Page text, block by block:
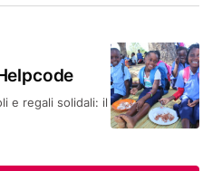
e regali solidali: il